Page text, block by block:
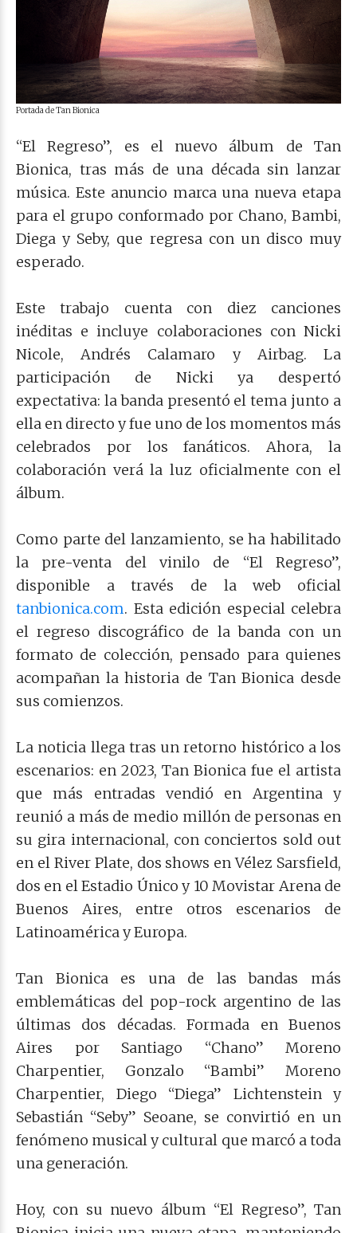
Portada de Tan Bionica
“El Regreso”, es el nuevo álbum de Tan
Bionica, tras más de una década sin lanzar
música. Este anuncio marca una nueva etapa
para el grupo conformado por Chano, Bambi,
Diega y Seby, que regresa con un disco muy
esperado.
Este trabajo cuenta con diez canciones
inéditas e incluye colaboraciones con Nicki
Nicole, Andrés Calamaro y Airbag. La
participación de Nicki ya despertó
expectativa: la banda presentó el tema junto a
ella en directo y fue uno de los momentos más
celebrados por los fanáticos. Ahora, la
colaboración verá la luz oficialmente con el
álbum.
Como parte del lanzamiento, se ha habilitado
la pre-venta del vinilo de “El Regreso”,
disponible a través de la web oficial
tanbionica.com. Esta edición especial celebra
el regreso discográfico de la banda con un
formato de colección, pensado para quienes
acompañan la historia de Tan Bionica desde
sus comienzos.
La noticia llega tras un retorno histórico a los
escenarios: en 2023, Tan Bionica fue el artista
que más entradas vendió en Argentina y
reunió a más de medio millón de personas en
su gira internacional, con conciertos sold out
en el River Plate, dos shows en Vélez Sarsfield,
dos en el Estadio Único y 10 Movistar Arena de
Buenos Aires, entre otros escenarios de
Latinoamérica y Europa.
Tan Bionica es una de las bandas más
emblemáticas del pop-rock argentino de las
últimas dos décadas. Formada en Buenos
Aires por Santiago “Chano” Moreno
Charpentier, Gonzalo “Bambi” Moreno
Charpentier, Diego “Diega” Lichtenstein y
Sebastián “Seby” Seoane, se convirtió en un
fenómeno musical y cultural que marcó a toda
una generación.
Hoy, con su nuevo álbum “El Regreso”, Tan